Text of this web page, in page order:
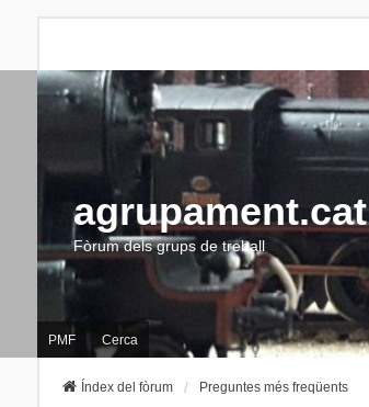
agrupament.cat
Fòrum dels grups de treball
PMF Cerca
Índex del fòrum Preguntes més freqüents